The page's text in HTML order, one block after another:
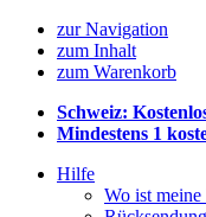
zur Navigation
zum Inhalt
zum Warenkorb
Schweiz:
Mindestens 1
Hilfe
Wo ist